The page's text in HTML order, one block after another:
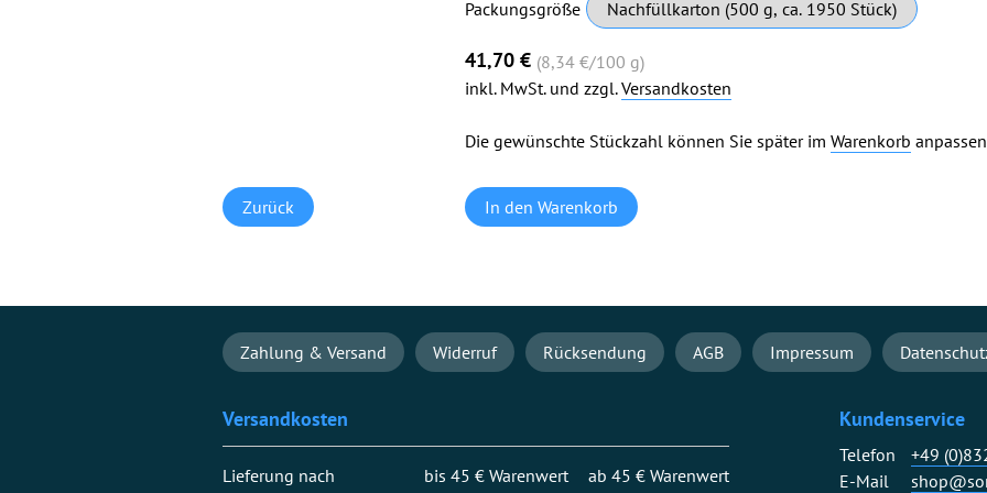
Packungsgröße
41,70 € (8,34 €/100 g)
inkl. MwSt. und zzgl.Versandkosten
Die gewünschte Stückzahl können Sie später im Warenkorb
Zurück
Navigation
überspringen
Zahlung & Versand Widerruf Rücksendung AGB Impressum
Versandkosten
Lieferung nach
bis 45 € Warenwert
ab 45 € Warenwert
Kundenservice
Telefon
+49
E-Mail